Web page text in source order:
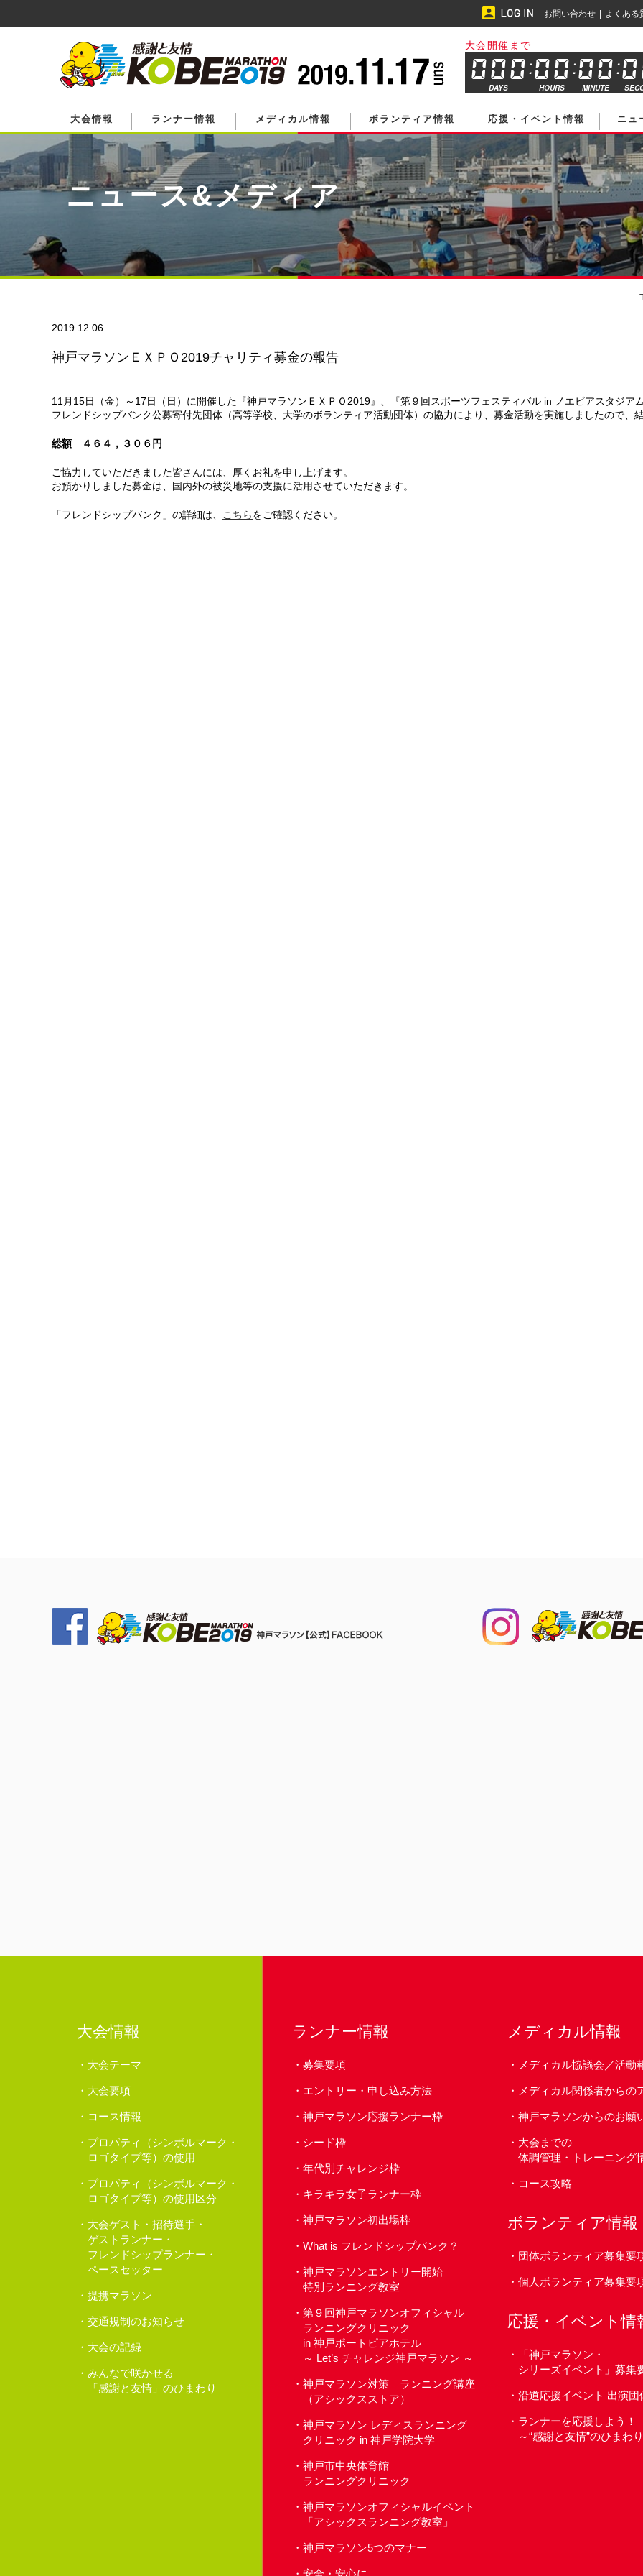
お問い合わせ よくある
大会開催まで
DAYS HOURS MINUTE
大会情報 ランナー情報 メディカル情報 ボランティア情報 応援・イベント情報 ニュ
ニュース&メディア
2019.12.06
神戸マラソンＥＸＰＯ2019チャリティ募金の報告
11月15日（金）～17日（日）に開催した『神戸マラソンＥＸＰＯ2019』、『第９回スポーツフェスティバル in ノエビアスタジア
フレンドシップバンク公募寄付先団体（高等学校、大学のボランティア活動団体）の協力により、募金活動を実施しましたので、
総額 ４６４，３０６円
ご協力していただきました皆さんには、厚くお礼を申し上げます。
お預かりしました募金は、国内外の被災地等の支援に活用させていただきます。
「フレンドシップバンク」の詳細は、 こちらをご確認ください。
大会情報
大会テーマ
大会要項
コース情報
プロパティ（シンボルマーク・
ロゴタイプ等）の使用
プロパティ（シンボルマーク・
ロゴタイプ等）の使用区分
大会ゲスト・招待選手・
ゲストランナー・
フレンドシップランナー・
ペースセッター
提携マラソン
交通規制のお知らせ
大会の記録
みんなで咲かせる
「感謝と友情」のひまわり
ランナー情報
募集要項
エントリー・申し込み方法
神戸マラソン応援ランナー枠
シード枠
年代別チャレンジ枠
キラキラ女子ランナー枠
神戸マラソン初出場枠
What is フレンドシップバンク？
神戸マラソンエントリー開始
特別ランニング教室
第９回神戸マラソンオフィシャル
ランニングクリニック
in 神戸ポートピアホテル
～ Let’s チャレンジ神戸マラソン ～
神戸マラソン対策 ランニング講座
（アシックスストア）
神戸マラソン レディスランニング
クリニック in 神戸学院大学
神戸市中央体育館
ランニングクリニック
神戸マラソンオフィシャルイベント
「アシックスランニング教室」
神戸マラソン5つのマナー
安全・安心に
メディカル情報
メディカル協議会／活動
メディカル関係者からの
神戸マラソンからのお願
大会までの
体調管理・トレーニング
コース攻略
ボランティア情報
団体ボランティア募集要
個人ボランティア募集要
応援・イベント情
「神戸マラソン・
シリーズイベント」募集
沿道応援イベント 出演団
ランナーを応援しよう！
～“感謝と友情”のひまわ